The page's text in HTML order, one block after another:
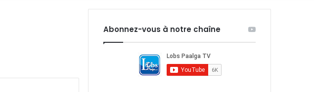
Abonnez-vous à notre chaîne